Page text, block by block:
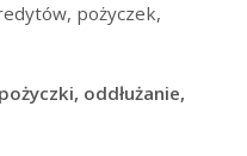
pożyczek,
oddłużanie,